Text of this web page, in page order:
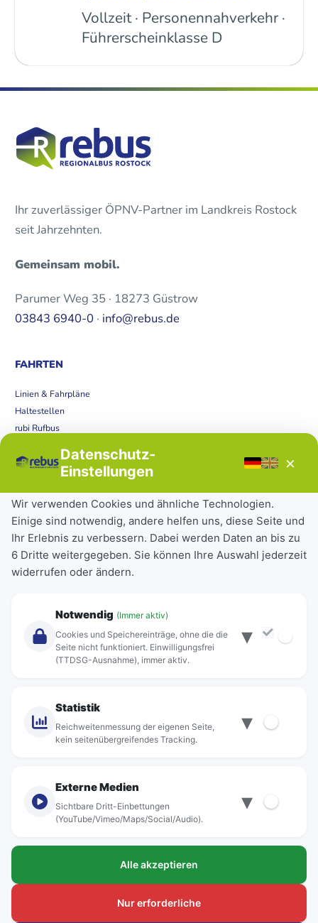
Vollzeit · Personennahverkehr ·
Führerscheinklasse D
Ihr zuverlässiger ÖPNV-Partner im Landkreis Rostock
seit Jahrzehnten.
Gemeinsam mobil.
Parumer Weg 35 · 18273 Güstrow
03843 6940-0 · info@rebus.de
FAHRTEN
Linien & Fahrpläne
Haltestellen
rubi Rufbus
Störungen
Tickets & Tarife
Deutschlandticket
Schülerkarte
Einzeltickets
Abonnements
Über Rebus
Standorte
© rebus Regionalbus Rostock GmbH
Datenschutz-
Einstellungen
×
Wir verwenden Cookies und ähnliche Technologien.
Einige sind notwendig, andere helfen uns, diese Seite und
Ihr Erlebnis zu verbessern. Dabei werden Daten an bis zu
6 Dritte weitergegeben. Sie können Ihre Auswahl jederzeit
widerrufen oder ändern.
Notwendig (Immer aktiv)
Cookies und Speichereinträge, ohne die die
Seite nicht funktioniert. Einwilligungsfrei
(TTDSG-Ausnahme), immer aktiv.
▾
Statistik
Reichweitenmessung der eigenen Seite,
kein seitenübergreifendes Tracking.
▾
Externe Medien
Sichtbare Dritt-Einbettungen
(YouTube/Vimeo/Maps/Social/Audio).
▾
Alle akzeptieren
Nur erforderliche